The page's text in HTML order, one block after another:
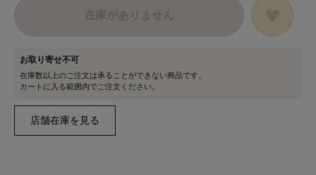
お取り寄せ不可
在庫数以上のご注文は承ることができない商品です。
カートに入る範囲内でご注文ください。